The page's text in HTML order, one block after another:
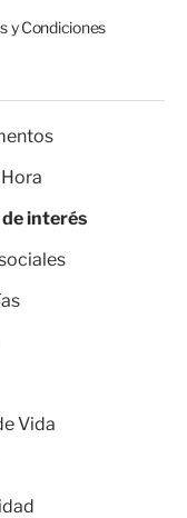
y Condiciones
de interés
Vida